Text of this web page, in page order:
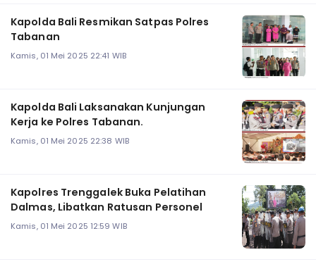
Kapolda Bali Resmikan Satpas Polres
Tabanan
Kamis, 01 Mei 2025 22:41 WIB
Kapolda Bali Laksanakan Kunjungan
Kerja ke Polres Tabanan.
Kamis, 01 Mei 2025 22:38 WIB
Kapolres Trenggalek Buka Pelatihan
Dalmas, Libatkan Ratusan Personel
Kamis, 01 Mei 2025 12:59 WIB